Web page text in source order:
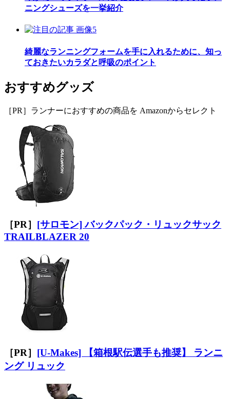
ニングシューズを一挙紹介
綺麗なランニングフォームを手に入れるために、知っ
ておきたいカラダと呼吸のポイント
おすすめグッズ
［PR］ランナーにおすすめの商品を Amazonからセレクト
［PR］ [サロモン] バックパック・リュックサック
TRAILBLAZER 20
［PR］ [U-Makes] 【箱根駅伝選手も推奨】 ランニ
ング リュック